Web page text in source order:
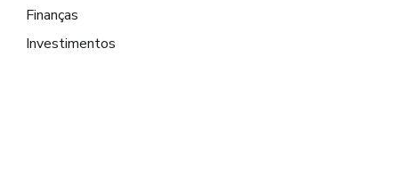
Finanças
Investimentos